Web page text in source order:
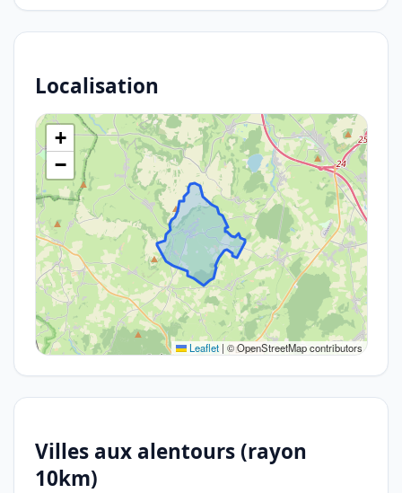
Localisation
+
−
Leaflet | © OpenStreetMap contributors
Villes aux alentours (rayon
10km)